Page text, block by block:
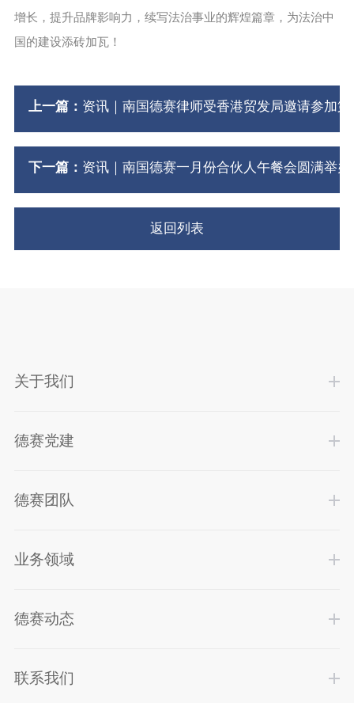
增长，提升品牌影响力，续写法治事业的辉煌篇章，为法治中
国的建设添砖加瓦！
上一篇： 资讯｜南国德赛律师受香港贸发局邀请参加
下一篇： 资讯｜南国德赛一月份合伙人午餐会圆满举办
返回列表
关于我们
德赛党建
德赛团队
业务领域
德赛动态
联系我们